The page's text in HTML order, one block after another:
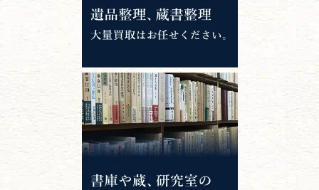
専門書・ 学術書
哲学書・思想書
心理学・倫理学
仏教書
神道・神社仏閣
イスラム教